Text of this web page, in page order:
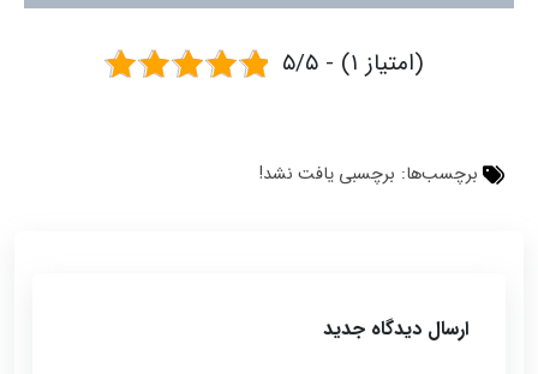
۵/۵ - (۱ امتیاز)
برچسب‌ها: برچسبی یافت نشد!
ارسال دیدگاه جدید